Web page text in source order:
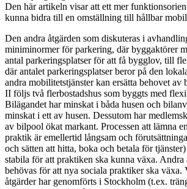
Den här artikeln visar att ett mer
kunna bidra till en omställning till hållbar
Den andra åtgärden som diskuteras i
miniminormer för parkering, där byggaktörer
antal parkeringsplatser för att få bygglov, till
där antalet parkeringsplatser beror på den
andra mobilitetstjänster kan ersätta behovet
II följs två flerbostadshus som byggts med
Bilägandet har minskat i båda husen och
minskat i ett av husen. Dessutom har
av bilpool ökat markant. Processen att lämna
praktik är emellertid långsam och
och sätten att hitta, boka och betala för
stabila för att praktiken ska kunna växa. Andra
behövas för att nya sociala praktiker ska växa.
åtgärder har genomförts i Stockholm (t.ex.